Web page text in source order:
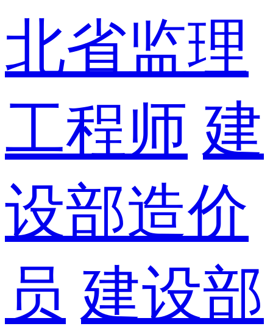
北省监理
工程师 建
设部造价
员 建设部